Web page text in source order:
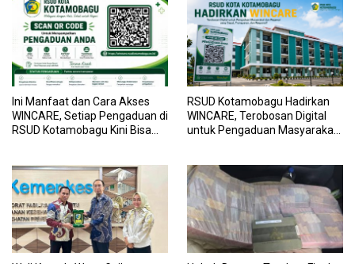
Ini Manfaat dan Cara Akses
WINCARE, Setiap Pengaduan di
RSUD Kotamobagu Kini Bisa
RSUD Kotamobagu Hadirkan
WINCARE, Terobosan Digital
untuk Pengaduan Masyarakat